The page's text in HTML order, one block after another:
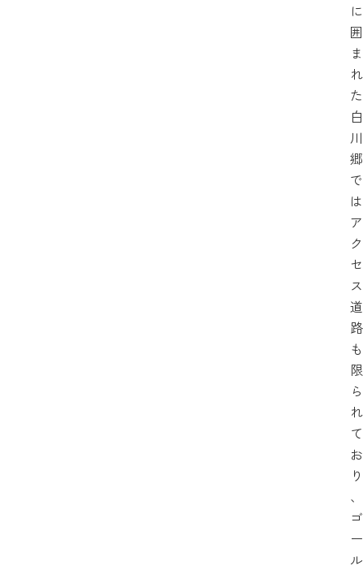
に
囲
ま
れ
た
白
川
郷
で
は
ア
ク
セ
ス
道
路
も
限
ら
れ
て
お
り
、
ゴ
ー
ル